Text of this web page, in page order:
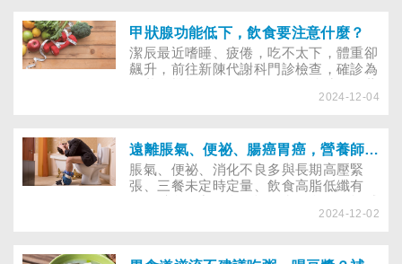
甲狀腺功能低下，飲食要注意什麼？
潔辰最近嗜睡、疲倦，吃不太下，體重卻
飆升，前往新陳代謝科門診檢查，確診為
物外，還需注意飲食攝取才能避免發胖、
2024-12-04
遠離脹氣、便祕、腸癌胃癌，營養師傳授飲食祕訣
脹氣、便祕、消化不良多與長期高壓緊
張、三餐未定時定量、飲食高脂低纖有
少脹氣、腹痛、腸胃癌機率。若想預防大
2024-12-02